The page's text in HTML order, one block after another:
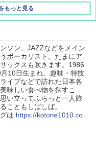
もっと見る
ー・ウォーズ
チェンマイ タイ北部の魅
2027 地球の歩き方D アジア
クション 山善] ポップアッ
に広げて畳める パッとサ
キューブ フルクローズ メ
ンタッチテント キャンプ
キ PATC-150(KH)
イクスピーク) 着替えテン
ント 【中が透けない】 1
災グッズ 災害用トイレ ビ
大型 ビーチ アウトドアパ
サイトシート付 折りたたみ
階高さ調整 軽量 収納袋付
ンレス保冷剤 2個セット 2
急速冷凍 空間倍増 衛生的
長持ち
ソン、JAZZなどをメイン
ボーカリスト。たまにア
ックスも吹きます。1986
10日生まれ。趣味・特技
イブなどで訪れた日本各
味しい食べ物を探すこ
い立ってふらっと一人旅
こともしばしば。
は https://kotone1010.co